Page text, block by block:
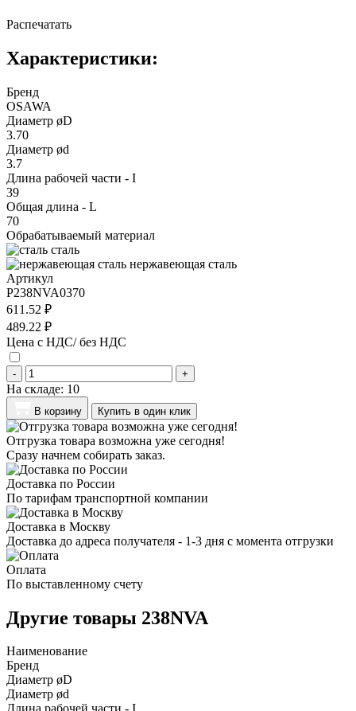
Распечатать
Характеристики:
Бренд
OSAWA
Диаметр øD
3.70
Диаметр ød
3.7
Длина рабочей части - I
39
Общая длина - L
70
Обрабатываемый материал
сталь
нержавеющая сталь
Артикул
P238NVA0370
611.52 ₽
489.22 ₽
Цена с НДС/ без НДС
- +
На складе: 10
В корзину Купить в один клик
Отгрузка товара возможна уже сегодня!
Сразу начнем собирать заказ.
Доставка по России
По тарифам транспортной компании
Доставка в Москву
Доставка до адреса получателя - 1-3 дня с момента отгрузки
Оплата
По выставленному счету
Другие товары 238NVA
Наименование
Бренд
Диаметр øD
Диаметр ød